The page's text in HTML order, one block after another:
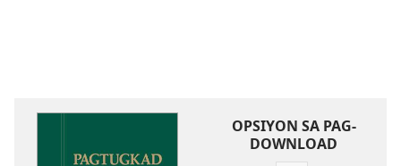
OPSIYON SA PAG-
DOWNLOAD